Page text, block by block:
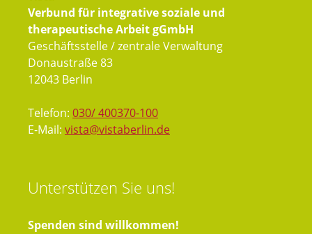
Verbund für integrative soziale und
therapeutische Arbeit gGmbH
Geschäftsstelle / zentrale Verwaltung
Donaustraße 83
12043 Berlin
Telefon: 030/ 400370-100
E-Mail: vista@vistaberlin.de
Unterstützen Sie uns!
Spenden sind willkommen!